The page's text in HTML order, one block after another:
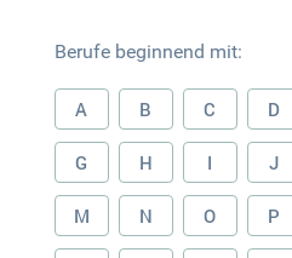
Berufe beginnend mit:
A B C D
G H I J
M N O P